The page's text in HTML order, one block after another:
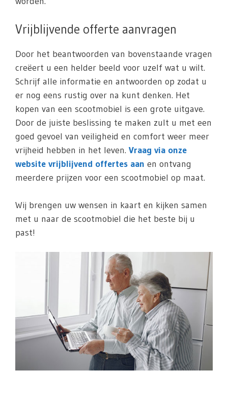
Vrijblijvende offerte aanvragen
Door het beantwoorden van bovenstaande vragen
creëert u een helder beeld voor uzelf wat u wilt.
Schrijf alle informatie en antwoorden op zodat u
er nog eens rustig over na kunt denken. Het
kopen van een scootmobiel is een grote uitgave.
Door de juiste beslissing te maken zult u met een
goed gevoel van veiligheid en comfort weer meer
vrijheid hebben in het leven. Vraag via onze
website vrijblijvend offertes aan en ontvang
meerdere prijzen voor een scootmobiel op maat.
Wij brengen uw wensen in kaart en kijken samen
met u naar de scootmobiel die het beste bij u
past!